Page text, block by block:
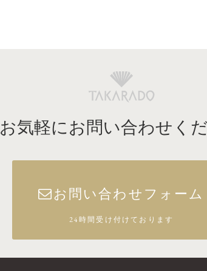
お気軽にお問い合わせく
お問い合わせフォーム
24時間受け付けております